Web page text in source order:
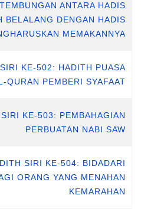
ANTARA HADIS
BELALANG DENGAN HADIS
MEMAKANNYA?
KE-502: HADITH PUASA
QURAN PEMBERI SYAFAAT
KE-503: PEMBAHAGIAN
PERBUATAN NABI SAW
SIRI KE-504: BIDADARI
ORANG YANG MENAHAN
KEMARAHAN